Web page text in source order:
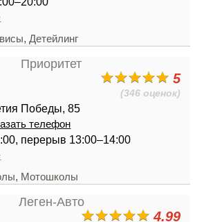
,Детейлинг
5
(346 оценок)
Победы, 85
телефон
перерыв 13:00–14:00
, Мотошколы
4.99